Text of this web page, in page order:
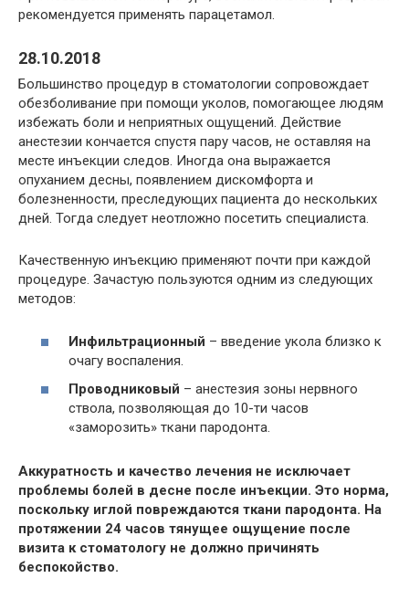
рекомендуется применять парацетамол.
28.10.2018
Большинство процедур в стоматологии сопровождает
обезболивание при помощи уколов, помогающее людям
избежать боли и неприятных ощущений. Действие
анестезии кончается спустя пару часов, не оставляя на
месте инъекции следов. Иногда она выражается
опуханием десны, появлением дискомфорта и
болезненности, преследующих пациента до нескольких
дней. Тогда следует неотложно посетить специалиста.
Качественную инъекцию применяют почти при каждой
процедуре. Зачастую пользуются одним из следующих
методов:
Инфильтрационный – введение укола близко к
очагу воспаления.
Проводниковый – анестезия зоны нервного
ствола, позволяющая до 10-ти часов
«заморозить» ткани пародонта.
Аккуратность и качество лечения не исключает
проблемы болей в десне после инъекции. Это норма,
поскольку иглой повреждаются ткани пародонта. На
протяжении 24 часов тянущее ощущение после
визита к стоматологу не должно причинять
беспокойство.